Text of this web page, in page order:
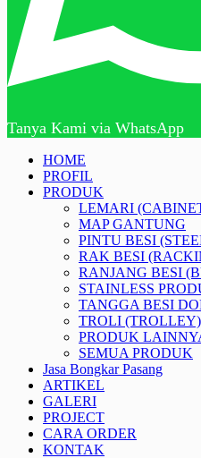
Tanya Kami via WhatsApp
HOME
PROFIL
PRODUK
LEMARI
MAP GANTUNG
PINTU BESI
RAK BESI
RANJANG BESI
STAINLESS
TANGGA BESI
TROLI (TROLLEY)
PRODUK
SEMUA PRODUK
Jasa Bongkar Pasang
ARTIKEL
GALERI
PROJECT
CARA ORDER
KONTAK